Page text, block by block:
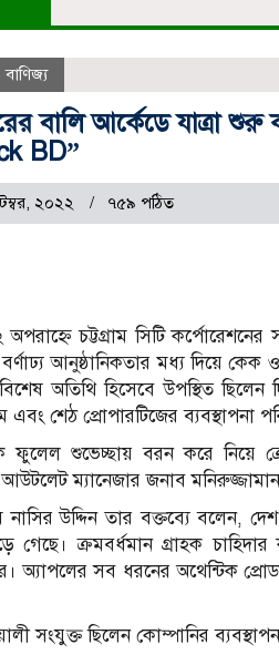
বালি আর্কেডে যাত্রা শুরু
BD”
২০২২ ৭৫৯ পঠিত
অপরাহ্নে চট্টগ্রাম সিটি
বর্ণাঢ্য আনুষ্ঠানিকতার মধ্য দিয়ে
অতিথি হিসেবে উপস্থিত ছিলেন দি
শেঠ প্রোপারটিজের ব্যবস্থাপনা
শুভেচ্ছায় বরন করে নিয়ে
ম্যানেজার জনাব
উদ্দিন তার বক্তব্যে বলেন,
গেছে। ক্রমবর্ধমান গ্রাহক
অ্যাপলের সব ধরনের অথেন্টিক
সংযুক্ত ছিলেন কোম্পানির